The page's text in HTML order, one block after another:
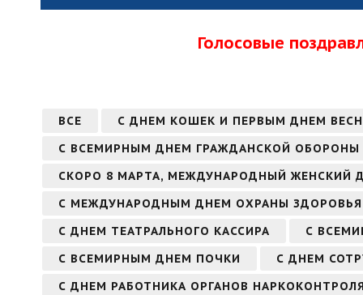
Голосовые
ВСЕ
С ДНЕМ КОШЕК И ПЕРВЫМ ДНЕМ
С ВСЕМИРНЫМ ДНЕМ ГРАЖДАНСКОЙ ОБОРОНЫ
СКОРО 8 МАРТА, МЕЖДУНАРОДНЫЙ ЖЕНСКИЙ
С МЕЖДУНАРОДНЫМ ДНЕМ ОХРАНЫ ЗДОРОВЬЯ
С ДНЕМ ТЕАТРАЛЬНОГО КАССИРА
С
С ВСЕМИРНЫМ ДНЕМ ПОЧКИ
С ДНЕМ
С ДНЕМ РАБОТНИКА ОРГАНОВ